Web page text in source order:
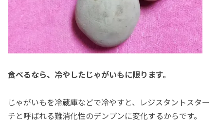
食べるなら、冷やしたじゃがいもに限ります。
じゃがいもを冷蔵庫などで冷やすと、レジスタントスター
チと呼ばれる難消化性のデンプンに変化するからです。